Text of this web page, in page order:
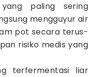
paling sering
mengguyur air
pot secara terus-
risiko medis yang
terfermentasi liar